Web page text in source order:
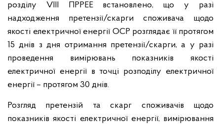
розділу VІІІ ПРРЕЕ встановлено, що у разі
надходження претензії/скарги споживача щодо
якості електричної енергії ОСР розглядає її протягом
15 днів з дня отримання претензії/скарги, а у разі
проведення вимірювань показників якості
електричної енергії в точці розподілу електричної
енергії – протягом 30 днів.
Розгляд претензій та скарг споживачів щодо
показників якості електричної енергії, вимірювання